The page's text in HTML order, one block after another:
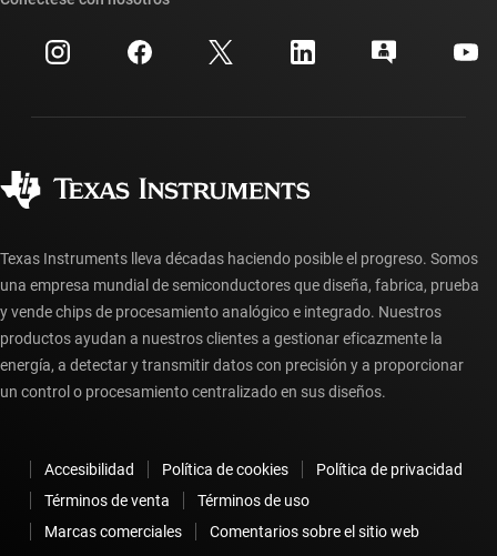
Relaciones con los inversionistas
Fabricación
Centro de atención al cliente
Preguntas frecuentes sobre la cuenta myTI
Preguntas frecuentes sobre pedidos
Texas Instruments lleva décadas haciendo posible el progreso. Somos
una empresa mundial de semiconductores que diseña, fabrica, prueba
y vende chips de procesamiento analógico e integrado. Nuestros
productos ayudan a nuestros clientes a gestionar eficazmente la
energía, a detectar y transmitir datos con precisión y a proporcionar
un control o procesamiento centralizado en sus diseños.
Accesibilidad Política de cookies
Política de privacidad
Términos de venta
Términos de uso
Marcas comerciales
Comentarios sobre el sitio web